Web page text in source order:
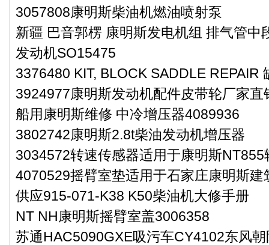
3057808康明斯柴油机燃油喷射泵
新疆 巴音郭楞 康明斯发电机组 排气管中
发动机SO15475
3376480 KIT, BLOCK SADDLE REPAIR
3924977康明斯发动机配件皮带轮厂家直
船用康明斯维修 中冷增压器4089936
3802742康明斯2.8t柴油发动机增压器
3034572转速传感器适用于康明斯NT855
4070529摇臂室垫适用于石家庄康明斯建
供应915-071-K38 K50柴油机大修手册
NT NH康明斯摇臂室盖3006358
苏通HAC5090GXE吸污车CY4102东风